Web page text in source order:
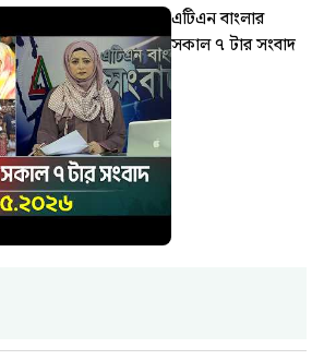
এটিএন বাংলার
সকাল ৭ টার সংবাদ